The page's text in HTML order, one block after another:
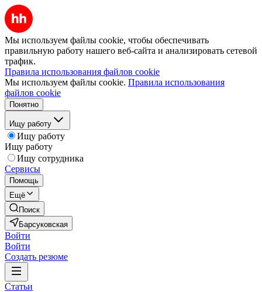
Мы используем файлы cookie, чтобы обеспечивать
правильную работу нашего веб-сайта и анализировать сетевой
трафик.
Правила использования файлов cookie
Мы используем файлы cookie. Правила использования
файлов cookie
Понятно
Ищу работу
Ищу работу
Ищу работу
Ищу сотрудника
Сервисы
Помощь
Ещё
Поиск
Барсуковская
Войти
Войти
Создать резюме
Статьи